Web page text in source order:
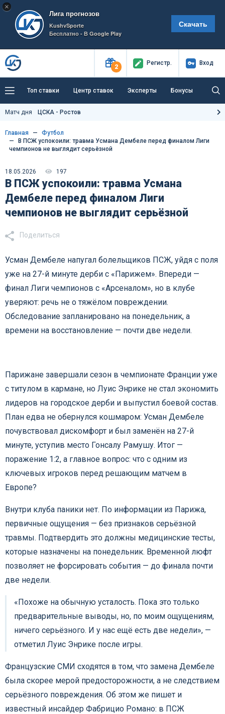
×
Лига прогнозов
KushvSporte
Бесплатно - В Google Play
Скачать
2
Регистр. Вход
Топ ставки Центр ставок Эксперты Бонусы
Тренды Букмекеры
Как тут заработать?
Матч дня ЦСКА - Ростов
Главная
Футбол
В ПСЖ успокоили: травма Усмана Дембеле перед финалом Лиги
чемпионов не выглядит серьёзной
18.05.2026 197
В ПСЖ успокоили: травма Усмана
Дембеле перед финалом Лиги
чемпионов не выглядит серьёзной
Поделиться
Усман Дембеле напугал болельщиков ПСЖ, уйдя с поля
уже на 27-й минуте дерби с «Парижем». Впереди —
финал Лиги чемпионов с «Арсеналом», но в клубе
уверяют: речь не о тяжёлом повреждении.
Обследование запланировано на понедельник, а
времени на восстановление — почти две недели.
Парижане завершали сезон в чемпионате Франции уже
с титулом в кармане, но Луис Энрике не стал экономить
лидеров на городское дерби и выпустил боевой состав.
План едва не обернулся кошмаром: Усман Дембеле
почувствовал дискомфорт и был заменён на 27-й
минуте, уступив место Гонсалу Рамушу. Итог —
поражение 1:2, а главное вопрос: что с одним из
ключевых игроков перед решающим матчем в
Европе?
Внутри клуба паники нет. По информации из Парижа,
первичные ощущения — без признаков серьёзной
травмы. Подтвердить это должны медицинские тесты,
которые назначены на понедельник. Временной люфт
позволяет не форсировать события — до финала почти
две недели.
«Похоже на обычную усталость. Пока это только
предварительные выводы, но, по моим ощущениям,
ничего серьёзного. И у нас ещё есть две недели», —
отметил Луис Энрике после игры.
Французские СМИ сходятся в том, что замена Дембеле
была скорее мерой предосторожности, а не следствием
серьёзного повреждения. Об этом же пишет и
известный инсайдер Фабрицио Романо: в ПСЖ